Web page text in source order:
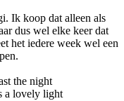
Ik koop dat alleen als
dus wel elke keer dat
het iedere week wel een
the night
a lovely light